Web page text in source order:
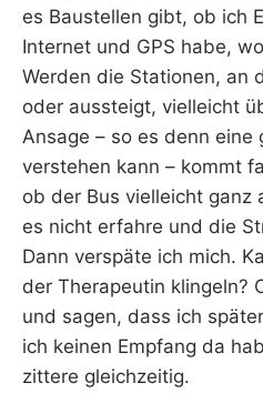
es Baustellen gibt, ob ich
Internet und GPS habe,
Werden die Stationen, an
oder aussteigt, vielleicht
Ansage – so es denn eine
verstehen kann – kommt
ob der Bus vielleicht ganz
es nicht erfahre und die
Dann verspäte ich mich.
der Therapeutin klingeln?
und sagen, dass ich
ich keinen Empfang da
zittere gleichzeitig.